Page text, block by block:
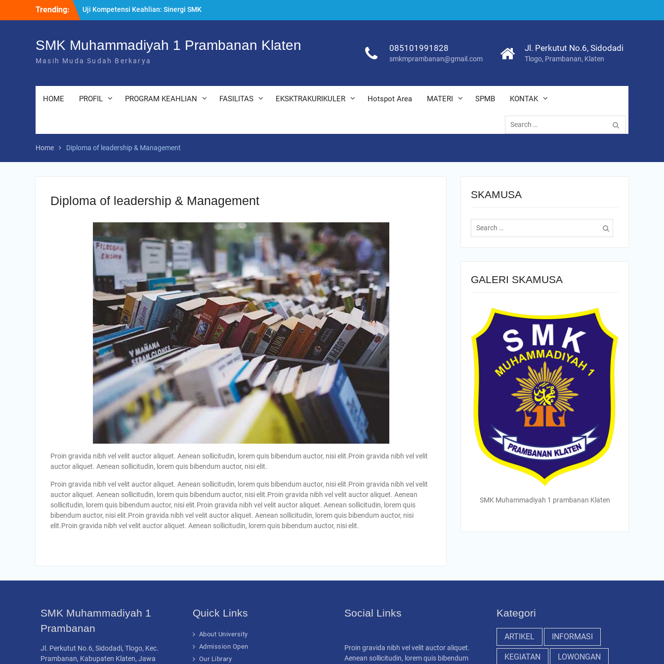
Trending:
Uji Kompetensi Keahlian: Sinergi SMK
Bersama LSP dalam Mencetak Lulusan
“Pesantren Ramadan” Sebagai Momentum
Bermuhasabah dan Perbaikan Diri
205 Murid Baru Ikuti Fortasi dan MPLS,
SMK Muhammadiyah 1 Prambanan Klaten
Masih Muda Sudah Berkarya
085101991828
smkmprambanan@gmail.com
Jl. Perkutut No.6, Sidodadi
Tlogo, Prambanan, Klaten
HOME PROFIL PROGRAM KEAHLIAN FASILITAS EKSKTRAKURIKULER Hotspot Area MATERI SPMB KONTAK
Search
for:
Home Diploma of leadership & Management
Diploma of leadership & Management
Proin gravida nibh vel velit auctor aliquet. Aenean sollicitudin, lorem quis bibendum auctor, nisi elit.Proin gravida nibh vel velit
auctor aliquet. Aenean sollicitudin, lorem quis bibendum auctor, nisi elit.
Proin gravida nibh vel velit auctor aliquet. Aenean sollicitudin, lorem quis bibendum auctor, nisi elit.Proin gravida nibh vel velit
auctor aliquet. Aenean sollicitudin, lorem quis bibendum auctor, nisi elit.Proin gravida nibh vel velit auctor aliquet. Aenean
sollicitudin, lorem quis bibendum auctor, nisi elit.Proin gravida nibh vel velit auctor aliquet. Aenean sollicitudin, lorem quis
bibendum auctor, nisi elit.Proin gravida nibh vel velit auctor aliquet. Aenean sollicitudin, lorem quis bibendum auctor, nisi
elit.Proin gravida nibh vel velit auctor aliquet. Aenean sollicitudin, lorem quis bibendum auctor, nisi elit.
SKAMUSA
Search
for:
GALERI SKAMUSA
SMK Muhammadiyah 1 prambanan Klaten
SMK Muhammadiyah 1
Prambanan
Jl. Perkutut No.6, Sidodadi, Tlogo, Kec.
Prambanan, Kabupaten Klaten, Jawa
Quick Links
About University
Admission Open
Our Library
Social Links
Proin gravida nibh vel velit auctor aliquet.
Aenean sollicitudin, lorem quis bibendum
Kategori
ARTIKEL INFORMASI
KEGIATAN LOWONGAN